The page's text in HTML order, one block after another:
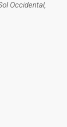
Occidental,